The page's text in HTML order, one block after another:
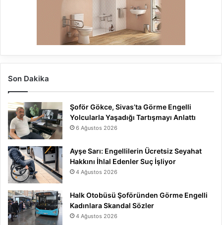
Son Dakika
Şoför Gökce, Sivas’ta Görme Engelli
Yolcularla Yaşadığı Tartışmayı Anlattı
6 Ağustos 2026
Ayşe Sarı: Engellilerin Ücretsiz Seyahat
Hakkını İhlal Edenler Suç İşliyor
4 Ağustos 2026
Halk Otobüsü Şoföründen Görme Engelli
Kadınlara Skandal Sözler
4 Ağustos 2026